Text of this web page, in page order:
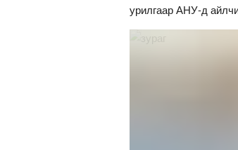
урилгаар АНУ-д